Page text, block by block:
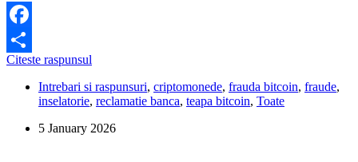
Facebook
Share
Citeste raspunsul
depun
o
în
Intrebari si raspunsuri, criptomonede, frauda bitcoin, fraude,
inselatorie, reclamatie banca, teapa bitcoin, Toate
5 January 2026